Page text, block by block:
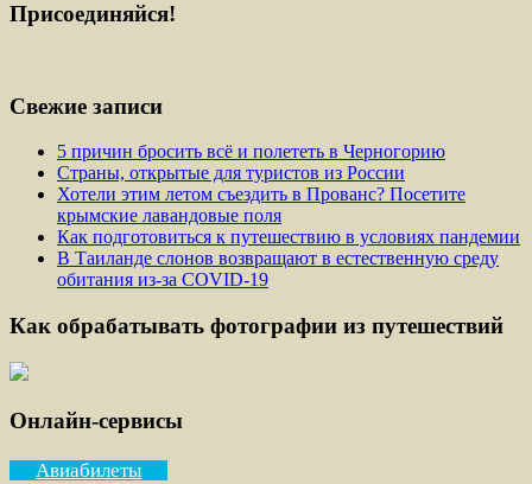
Присоединяйся!
Свежие записи
5 причин бросить всё и полететь в Черногорию
Страны, открытые для туристов из России
Хотели этим летом съездить в Прованс? Посетите
крымские лавандовые поля
Как подготовиться к путешествию в условиях пандемии
В Таиланде слонов возвращают в естественную среду
обитания из-за COVID-19
Как обрабатывать фотографии из путешествий
Онлайн-сервисы
Авиабилеты